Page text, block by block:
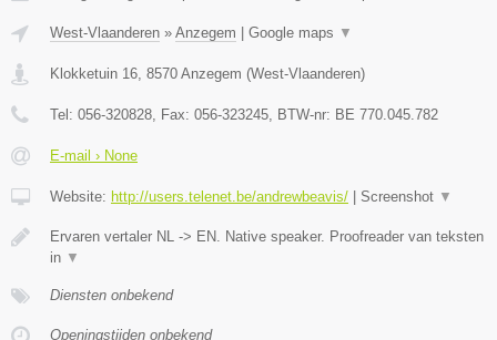
West-Vlaanderen » Anzegem Google maps ▼
Klokketuin 16 8570 Anzegem (West-Vlaanderen)
Tel: 056-320828 , Fax: 056-323245 , BTW-nr: BE 770.045.782
E-mail › None
Website: http://users.telenet.be/andrewbeavis/ Screenshot ▼
Ervaren vertaler NL -> EN. Native speaker. Proofreader van teksten
in ▼
Diensten onbekend
Openingstijden onbekend